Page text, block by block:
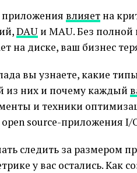
приложения влияет на
DAU и MAU. Без
на диске, ваш бизнес
вы узнаете, какие
из них и почему каждый
и техники
source-приложения I/
следить за размером
у вас остались. Как